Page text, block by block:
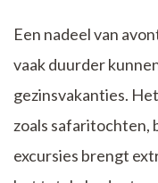
Een nadeel van
vaak duurder
gezinsvakanties.
zoals safaritochten,
excursies brengt